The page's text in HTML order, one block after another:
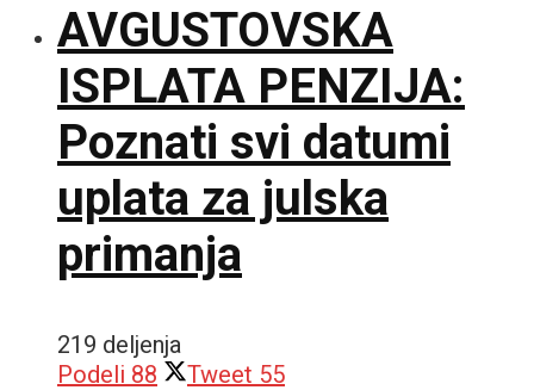
AVGUSTOVSKA
ISPLATA PENZIJA:
Poznati svi datumi
uplata za julska
primanja
219 deljenja
Podeli 88 Tweet 55